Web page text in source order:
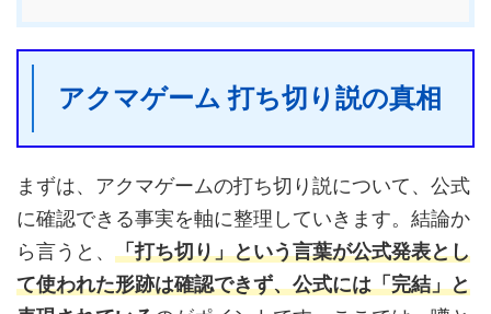
アクマゲーム 打ち切り説の真相
まずは、アクマゲームの打ち切り説について、公式
に確認できる事実を軸に整理していきます。結論か
ら言うと、 「打ち切り」という言葉が公式発表とし
て使われた形跡は確認できず、公式には「完結」と